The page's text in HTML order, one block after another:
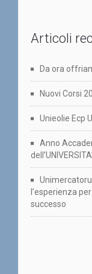
Articoli
Da ora
Nuovi Corsi
Unieolie Ecp
Anno
l’esperienza
successo